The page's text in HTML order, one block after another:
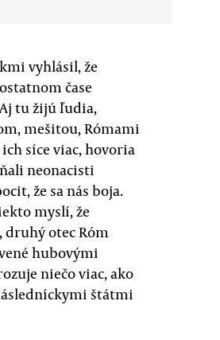
vyhlásil, že
čase
tu žijú ľudia,
mešitou, Rómami
síce viac, hovoria
neonacisti
že sa nás boja.
myslí, že
druhý otec Róm
hubovými
niečo viac, ako
štátmi